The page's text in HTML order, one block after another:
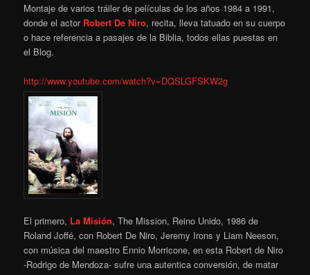
Montaje de varios tráiler de películas de los años 1984 a 1991,
donde el actor Robert De Niro, recita, lleva tatuado en su cuerpo
o hace referencia a pasajes de la Biblia, todos ellas puestas en
el Blog.
http://www.youtube.com/watch?v=DQSLGFSKW2g
El primero, La Misión, The Mission, Reino Unido, 1986 de
Roland Joffé, con Robert De Niro, Jeremy Irons y Liam Neeson,
con música del maestro Ennio Morricone, en esta Robert de Niro
-Rodrigo de Mendoza- sufre una autentica conversión, de matar